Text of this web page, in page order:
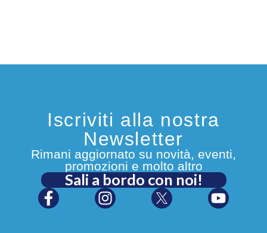
Iscriviti alla nostra
Newsletter
Rimani aggiornato su novità, eventi,
promozioni e molto altro
Sali a bordo con noi!